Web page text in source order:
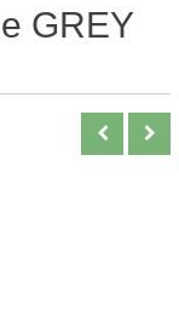
GREY